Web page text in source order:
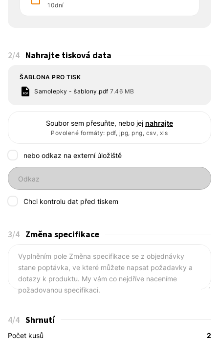
10dní
2/4 Nahrajte tisková data
ŠABLONA PRO TISK
Samolepky - šablony.pdf7.46 MB
Soubor sem přesuňte, nebo jej nahrajte
Povolené formáty: pdf, jpg, png, csv, xls
nebo odkaz na externí úložiště
Odkaz
Chci kontrolu dat před tiskem
3/4 Změna specifikace
Vyplněním pole Změna specifikace se z objednávky
stane poptávka, ve které můžete napsat požadavky a
dotazy k produktu. My vám co nejdříve naceníme
požadovanou specifikaci.
4/4 Shrnutí
Počet kusů
2